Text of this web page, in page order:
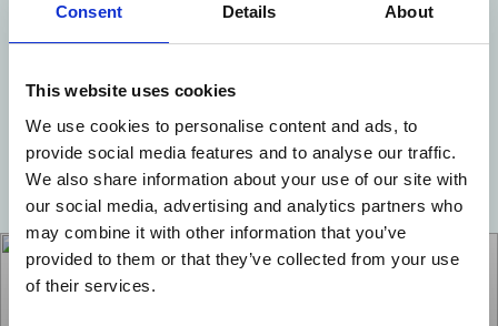
Consent Details About
This website uses cookies
We use cookies to personalise content and ads, to
provide social media features and to analyse our traffic.
We also share information about your use of our site with
our social media, advertising and analytics partners who
may combine it with other information that you’ve
provided to them or that they’ve collected from your use
of their services.
este soluția potrivită
Articole Insights iulie 10, 2026